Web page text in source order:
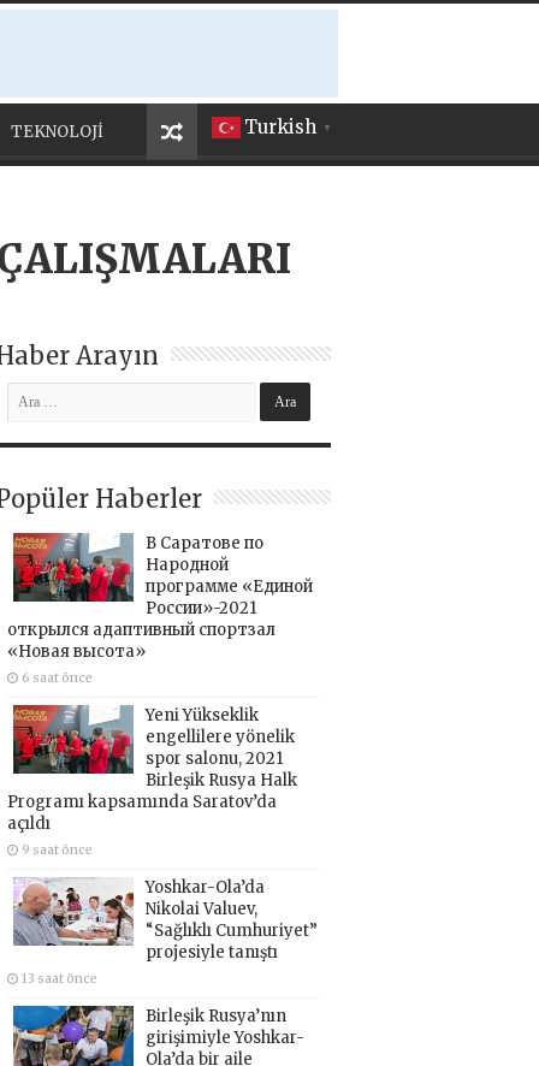
Turkish ▼
TEKNOLOJİ
Arayın
Haberler
В Саратове по
Народной
программе «Единой
России»-2021
открылся адаптивный спортзал
«Новая высота»
6 saat önce
Yeni Yükseklik
engellilere yönelik
spor salonu, 2021
Birleşik Rusya Halk
Programı kapsamında Saratov’da
açıldı
9 saat önce
Yoshkar-Ola’da
Nikolai Valuev,
“Sağlıklı Cumhuriyet”
projesiyle tanıştı
13 saat önce
Birleşik Rusya’nın
girişimiyle Yoshkar-
Ola’da bir aile